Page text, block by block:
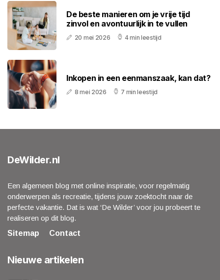
De beste manieren om je vrije tijd
zinvol en avontuurlijk in te vullen
20 mei 2026 4 min leestijd
Inkopen in een eenmanszaak, kan dat?
8 mei 2026 7 min leestijd
DeWilder.nl
Een algemeen blog met online inspiratie, voor regelmatig
onderwerpen als recreatie, tijdens jouw zoektocht naar de
perfecte vakantie. Dat is wat ‘De Wilder’ voor jou probeert te
realiseren op dit blog.
Sitemap
Contact
Nieuwe artikelen